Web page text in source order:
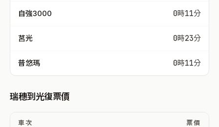
自強3000 0時11分
莒光 0時23分
普悠瑪 0時11分
瑞穗到光復票價
車次 票價